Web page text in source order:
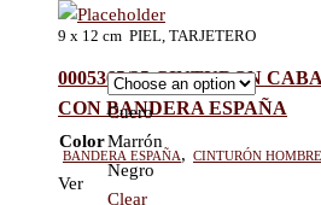
0005365/35 CINTURON
CON BANDERA ESPAÑA
Bandera España, Cinturón hombre
Ver
9 x 12 cm PIEL, TARJETERO
Color
Cuero
Marrón
Negro
Clear